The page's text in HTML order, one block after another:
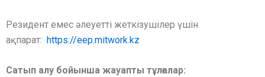
Резидент емес әлеуетті жеткізушілер үшін
ақпарат: https://eep.mitwork.kz
Сатып алу бойынша жауапты тұлғалар: